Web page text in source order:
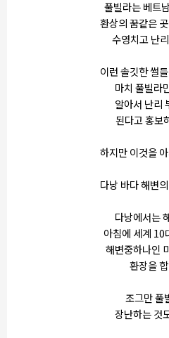
풀빌라는 베트
환상의 꿈같은
수영치고 난
이런 솔깃한 썰
마치 풀빌라
알아서 난리
된다고 홍보
하지만 이것을
다낭 바다 해변
다낭에서는
아침에 세계 10
해변중하나인
환장을
조그만 풀
장난하는 것